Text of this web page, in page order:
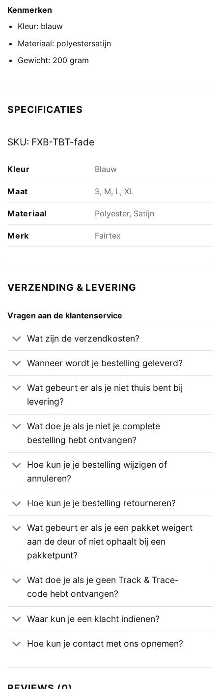
Kenmerken
Kleur: blauw
Materiaal: polyestersatijn
Gewicht: 200 gram
SPECIFICATIES
SKU: FXB-TBT-fade
Kleur Blauw
Maat S, M, L, XL
Materiaal Polyester, Satijn
Merk Fairtex
VERZENDING & LEVERING
Vragen aan de klantenservice
Wat zijn de verzendkosten?
Wanneer wordt je bestelling geleverd?
Wat gebeurt er als je niet thuis bent bij
levering?
Wat doe je als je niet je complete
bestelling hebt ontvangen?
Hoe kun je je bestelling wijzigen of
annuleren?
Hoe kun je je bestelling retourneren?
Wat gebeurt er als je een pakket weigert
aan de deur of niet ophaalt bij een
pakketpunt?
Wat doe je als je geen Track & Trace-
code hebt ontvangen?
Waar kun je een klacht indienen?
Hoe kun je contact met ons opnemen?